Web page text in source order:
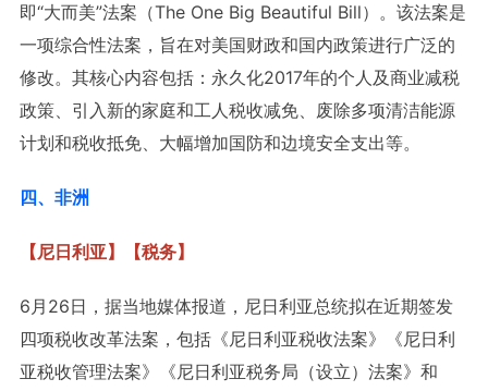
即“大而美”法案（The One Big Beautiful Bill）。该法案是
一项综合性法案，旨在对美国财政和国内政策进行广泛的
修改。其核心内容包括：永久化2017年的个人及商业减税
政策、引入新的家庭和工人税收减免、废除多项清洁能源
计划和税收抵免、大幅增加国防和边境安全支出等。
四、非洲
【尼日利亚】【税务】
6月26日，据当地媒体报道，尼日利亚总统拟在近期签发
四项税收改革法案，包括《尼日利亚税收法案》《尼日利
亚税收管理法案》《尼日利亚税务局（设立）法案》和